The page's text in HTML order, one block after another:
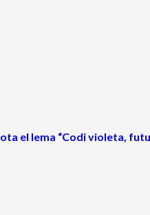
el lema “Codi violeta,